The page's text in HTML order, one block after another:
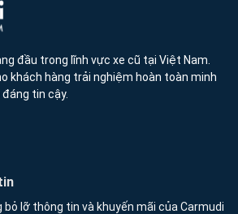
đầu trong lĩnh vực xe cũ tại Việt Nam.
khách hàng trải nghiệm hoàn toàn minh
tin cậy.
bỏ lỡ thông tin và khuyến mãi của Carmudi